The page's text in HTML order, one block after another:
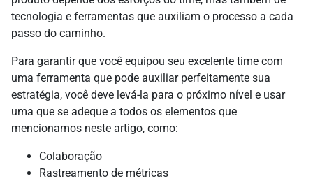
tecnologia e ferramentas que auxiliam o processo a cada
passo do caminho.
Para garantir que você equipou seu excelente time com
uma ferramenta que pode auxiliar perfeitamente sua
estratégia, você deve levá-la para o próximo nível e usar
uma que se adeque a todos os elementos que
mencionamos neste artigo, como:
Colaboração
Rastreamento de métricas